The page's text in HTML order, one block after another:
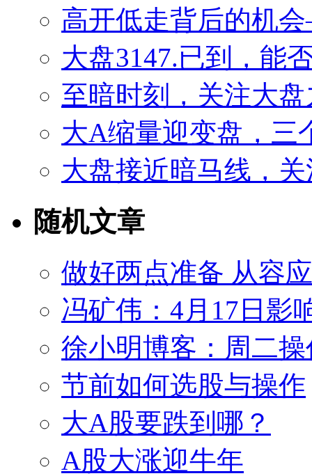
高开低走背后的机
大盘3147.已到，能
至暗时刻，关注大
大A缩量迎变盘，三
大盘接近暗马线，
随机文章
做好两点准备 从容
冯矿伟：4月17日影
徐小明博客：周二
节前如何选股与操作
大A股要跌到哪？
A股大涨迎牛年